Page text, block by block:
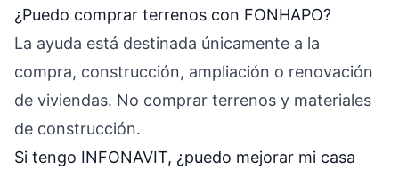
¿Puedo comprar terrenos con FONHAPO?
La ayuda está destinada únicamente a la
compra, construcción, ampliación o renovación
de viviendas. No comprar terrenos y materiales
de construcción.
Si tengo INFONAVIT, ¿puedo mejorar mi casa